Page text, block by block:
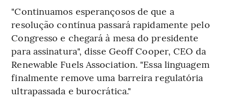
"Continuamos esperançosos de que a
resolução contínua passará rapidamente pelo
Congresso e chegará à mesa do presidente
para assinatura", disse Geoff Cooper, CEO da
Renewable Fuels Association. "Essa linguagem
finalmente remove uma barreira regulatória
ultrapassada e burocrática."